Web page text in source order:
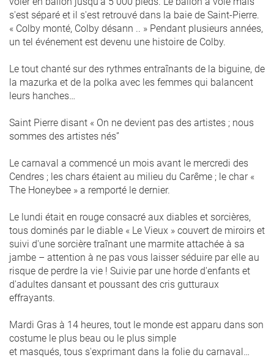
s'est séparé et il s'est retrouvé dans la baie de Saint-Pierre.
« Colby monté, Colby désann .. » Pendant plusieurs années,
un tel événement est devenu une histoire de Colby.
Le tout chanté sur des rythmes entraînants de la biguine, de
la mazurka et de la polka avec les femmes qui balancent
leurs hanches…
Saint Pierre disant « On ne devient pas des artistes ; nous
sommes des artistes nés”
Le carnaval a commencé un mois avant le mercredi des
Cendres ; les chars étaient au milieu du Carême ; le char «
The Honeybee » a remporté le dernier.
Le lundi était en rouge consacré aux diables et sorcières,
tous dominés par le diable « Le Vieux » couvert de miroirs et
suivi d'une sorcière traînant une marmite attachée à sa
jambe – attention à ne pas vous laisser séduire par elle au
risque de perdre la vie ! Suivie par une horde d'enfants et
d'adultes dansant et poussant des cris gutturaux
effrayants.
Mardi Gras à 14 heures, tout le monde est apparu dans son
costume le plus beau ou le plus simple
et masqués, tous s'exprimant dans la folie du carnaval…